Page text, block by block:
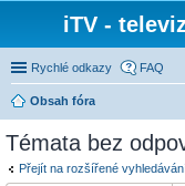
iTV -
Rychlé odkazy FAQ
Obsah fóra
Témata bez
Přejít na rozšířené